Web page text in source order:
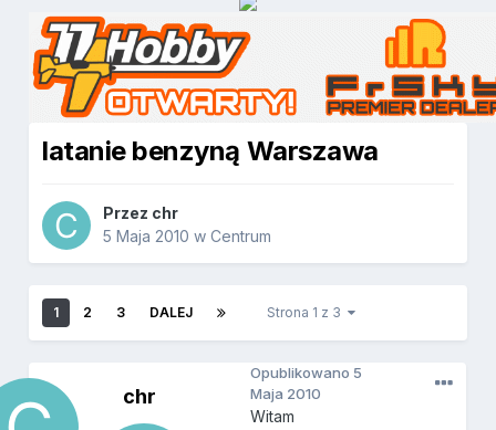
latanie benzyną Warszawa
Przez chr
5 Maja 2010 wCentrum
1 2 3 DALEJ Strona 1 z 3
chr
Opublikowano 5
Maja 2010
Witam